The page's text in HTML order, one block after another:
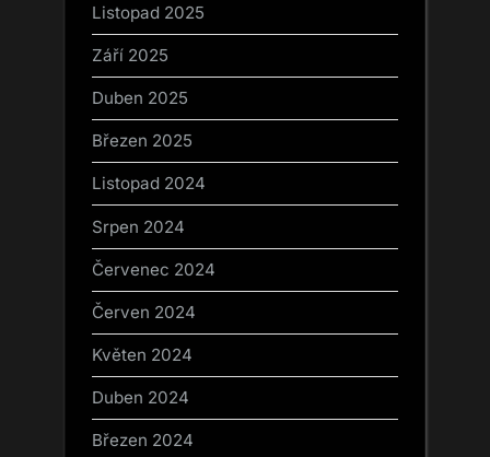
Listopad 2025
Září 2025
Duben 2025
Březen 2025
Listopad 2024
Srpen 2024
Červenec 2024
Červen 2024
Květen 2024
Duben 2024
Březen 2024